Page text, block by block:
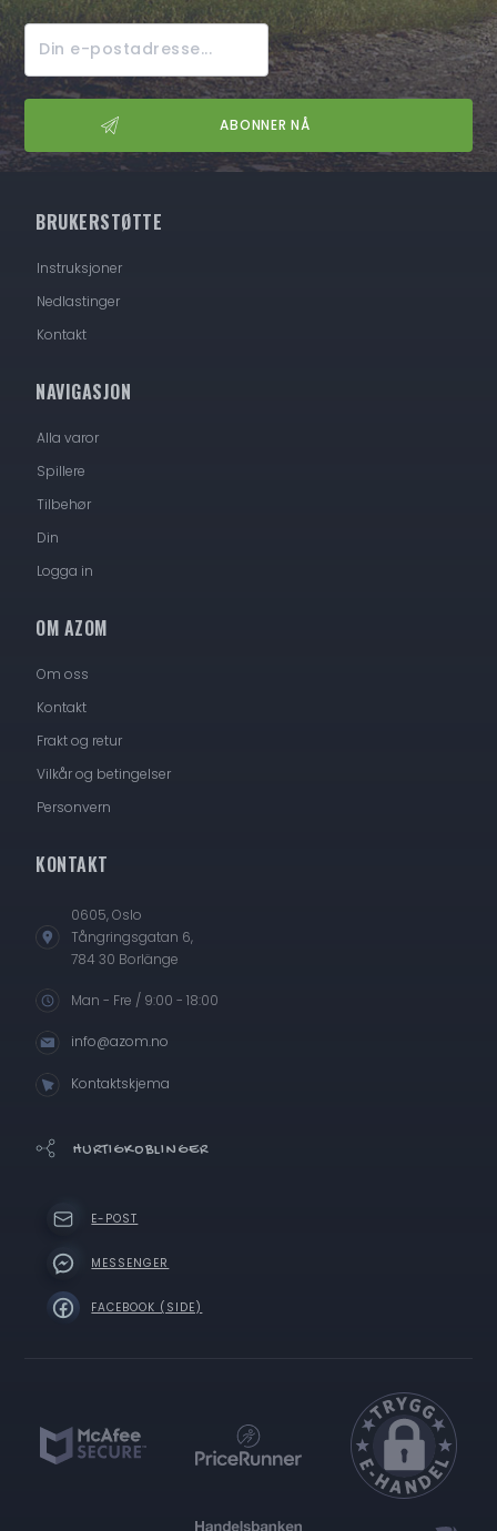
BRUKERSTØTTE
Instruksjoner
Nedlastinger
Kontakt
NAVIGASJON
Alla varor
Spillere
Tilbehør
Din
Logga in
OM AZOM
Om oss
Kontakt
Frakt og retur
Vilkår og betingelser
Personvern
KONTAKT
0605, Oslo
Tångringsgatan 6,
784 30 Borlänge
Man - Fre / 9:00 - 18:00
info@azom.no
Kontaktskjema
HURTIGKOBLINGER
E-POST
MESSENGER
FACEBOOK (SIDE)